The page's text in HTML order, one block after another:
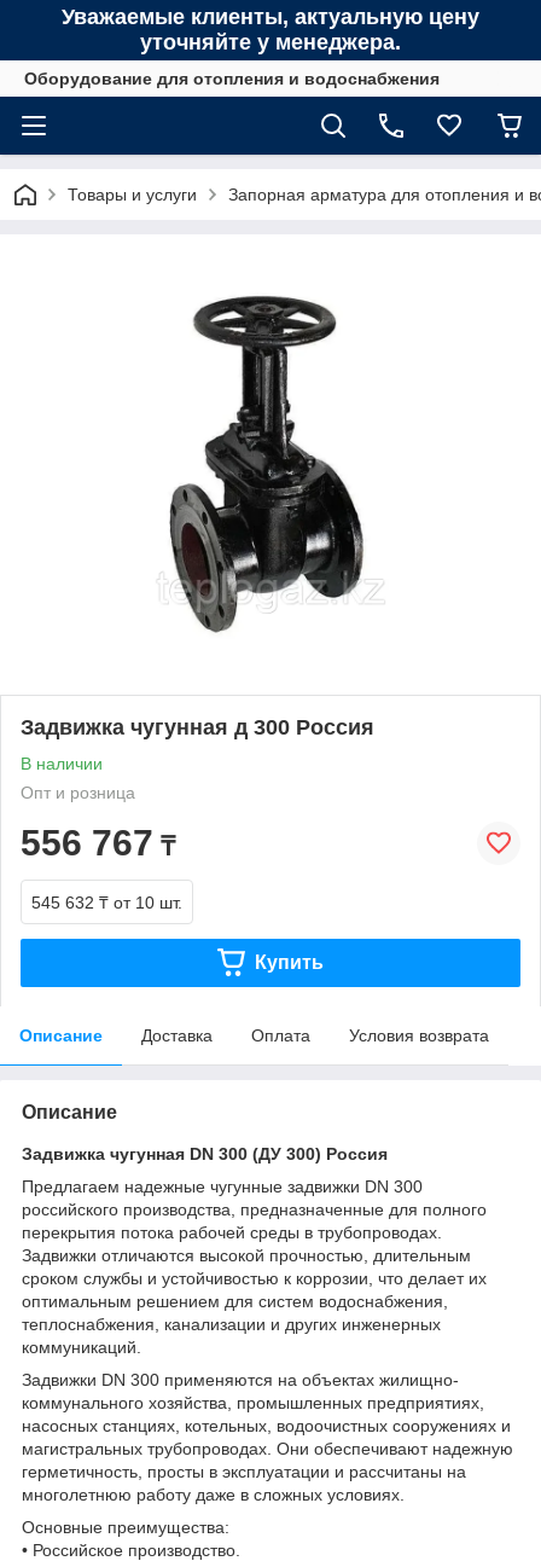
Уважаемые клиенты, актуальную цену
уточняйте у менеджера.
Оборудование для отопления и водоснабжения
Товары и услуги Запорная арматура для отопления и
Задвижка чугунная д 300 Россия
В наличии
Опт и розница
556 767 ₸
545 632 ₸ от 10 шт.
Купить
Описание Доставка Оплата Условия возврата
Описание
Задвижка чугунная DN 300 (ДУ 300) Россия
Предлагаем надежные чугунные задвижки DN 300
российского производства, предназначенные для полного
перекрытия потока рабочей среды в трубопроводах.
Задвижки отличаются высокой прочностью, длительным
сроком службы и устойчивостью к коррозии, что делает их
оптимальным решением для систем водоснабжения,
теплоснабжения, канализации и других инженерных
коммуникаций.
Задвижки DN 300 применяются на объектах жилищно-
коммунального хозяйства, промышленных предприятиях,
насосных станциях, котельных, водоочистных сооружениях и
магистральных трубопроводах. Они обеспечивают надежную
герметичность, просты в эксплуатации и рассчитаны на
многолетнюю работу даже в сложных условиях.
Основные преимущества:
• Российское производство.